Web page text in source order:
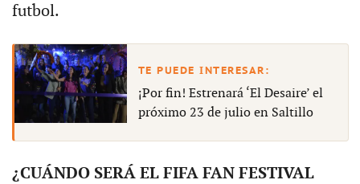
futbol.
¡Por fin! Estrenará ‘El Desaire’ el
próximo 23 de julio en Saltillo
¿CUÁNDO SERÁ EL FIFA FAN FESTIVAL